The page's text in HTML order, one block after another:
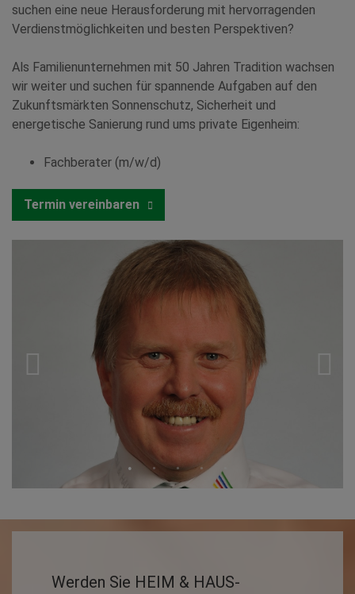
suchen eine neue Herausforderung mit hervorragenden
Verdienstmöglichkeiten und besten Perspektiven?
Als Familienunternehmen mit 50 Jahren Tradition wachsen
wir weiter und suchen für spannende Aufgaben auf den
Zukunftsmärkten Sonnenschutz, Sicherheit und
energetische Sanierung rund ums private Eigenheim:
Fachberater (m/w/d)
Termin vereinbaren
Werden Sie HEIM & HAUS-